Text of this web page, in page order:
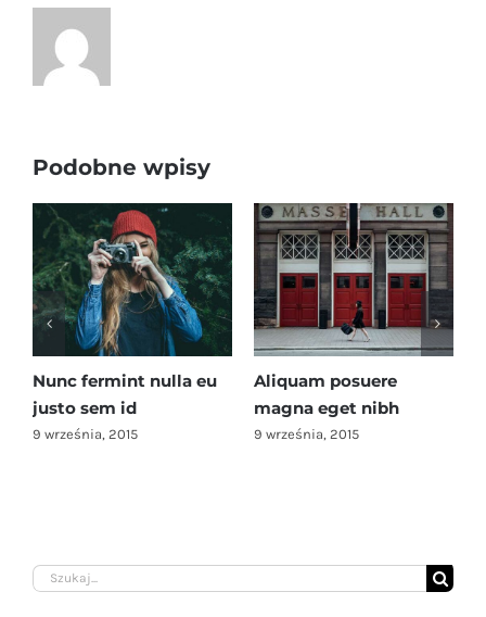
Podobne wpisy
fermint nulla eu
sem id
2015
Aliquam posuere
magna eget nibh
9 września, 2015
Szukaj